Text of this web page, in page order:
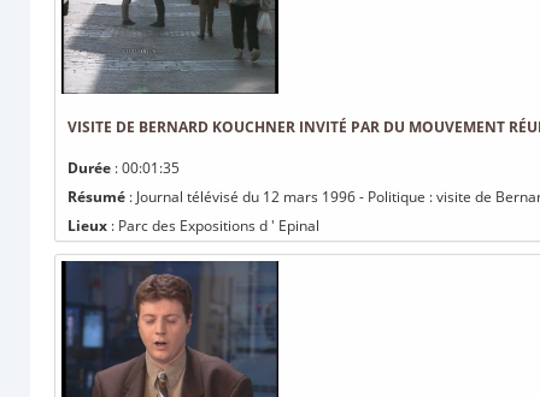
VISITE DE BERNARD KOUCHNER INVITÉ PAR DU MOUVEMENT
Durée : 00:01:35
Résumé : Journal télévisé du 12 mars 1996 - Politique : visite de
Lieux : Parc des Expositions d ' Epinal